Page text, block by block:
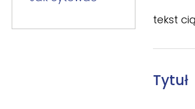
tekst
Tytuł